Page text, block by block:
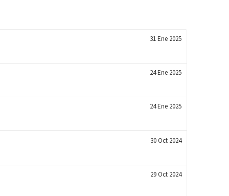
31 Ene 2025
24 Ene 2025
24 Ene 2025
30 Oct 2024
29 Oct 2024